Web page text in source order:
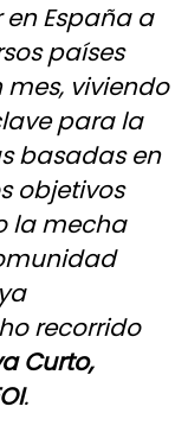
en España a
países
viviendo
para la
basadas en
objetivos
la mecha
recorrido
Curto,
.